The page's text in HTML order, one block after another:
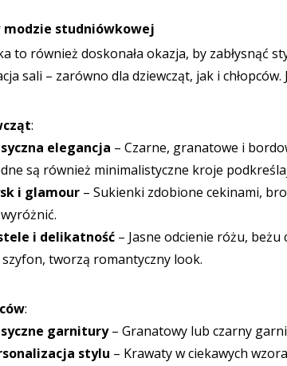
modzie studniówkowej
to również doskonała okazja, by zabłysnąć
sali – zarówno dla dziewcząt, jak i
:
elegancja – Czarne, granatowe i
są również minimalistyczne kroje
i glamour – Sukienki zdobione cekinami,
i delikatność – Jasne odcienie różu, beżu
szyfon, tworzą romantyczny look.
:
garnitury– Granatowy lub czarny
stylu – Krawaty w ciekawych